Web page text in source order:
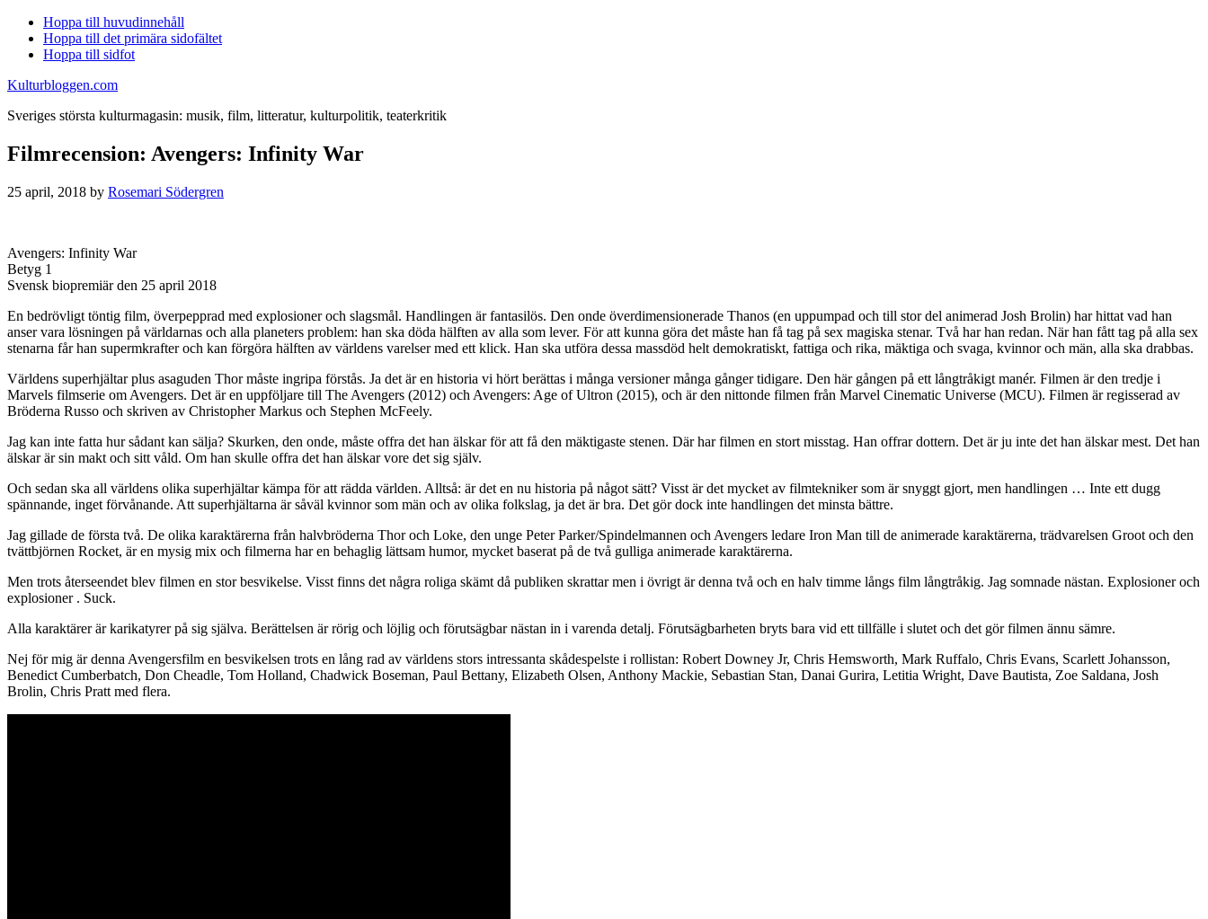
Hoppa till huvudinnehåll
Hoppa till det primära sidofältet
Hoppa till sidfot
Kulturbloggen.com
Sveriges största kulturmagasin: musik, film, litteratur, kulturpolitik, teaterkritik
Filmrecension: Avengers: Infinity War
25 april, 2018 by Rosemari Södergren
Avengers: Infinity War
Betyg 1
Svensk biopremiär den 25 april 2018
En bedrövligt töntig film, överpepprad med explosioner och slagsmål. Handlingen är fantasilös. Den onde överdimensionerade Thanos (en uppumpad och till stor del animerad Josh Brolin) har hittat vad han
anser vara lösningen på världarnas och alla planeters problem: han ska döda hälften av alla som lever. För att kunna göra det måste han få tag på sex magiska stenar. Två har han redan. När han fått tag på alla sex
stenarna får han supermkrafter och kan förgöra hälften av världens varelser med ett klick. Han ska utföra dessa massdöd helt demokratiskt, fattiga och rika, mäktiga och svaga, kvinnor och män, alla ska drabbas.
Världens superhjältar plus asaguden Thor måste ingripa förstås. Ja det är en historia vi hört berättas i många versioner många gånger tidigare. Den här gången på ett långtråkigt manér. Filmen är den tredje i
Marvels filmserie om Avengers. Det är en uppföljare till The Avengers (2012) och Avengers: Age of Ultron (2015), och är den nittonde filmen från Marvel Cinematic Universe (MCU). Filmen är regisserad av
Bröderna Russo och skriven av Christopher Markus och Stephen McFeely.
Jag kan inte fatta hur sådant kan sälja? Skurken, den onde, måste offra det han älskar för att få den mäktigaste stenen. Där har filmen en stort misstag. Han offrar dottern. Det är ju inte det han älskar mest. Det han
älskar är sin makt och sitt våld. Om han skulle offra det han älskar vore det sig själv.
Och sedan ska all världens olika superhjältar kämpa för att rädda världen. Alltså: är det en nu historia på något sätt? Visst är det mycket av filmtekniker som är snyggt gjort, men handlingen … Inte ett dugg
spännande, inget förvånande. Att superhjältarna är såväl kvinnor som män och av olika folkslag, ja det är bra. Det gör dock inte handlingen det minsta bättre.
Jag gillade de första två. De olika karaktärerna från halvbröderna Thor och Loke, den unge Peter Parker/Spindelmannen och Avengers ledare Iron Man till de animerade karaktärerna, trädvarelsen Groot och den
tvättbjörnen Rocket, är en mysig mix och filmerna har en behaglig lättsam humor, mycket baserat på de två gulliga animerade karaktärerna.
Men trots återseendet blev filmen en stor besvikelse. Visst finns det några roliga skämt då publiken skrattar men i övrigt är denna två och en halv timme långs film långtråkig. Jag somnade nästan. Explosioner och
explosioner . Suck.
Alla karaktärer är karikatyrer på sig själva. Berättelsen är rörig och löjlig och förutsägbar nästan in i varenda detalj. Förutsägbarheten bryts bara vid ett tillfälle i slutet och det gör filmen ännu sämre.
Nej för mig är denna Avengersfilm en besvikelsen trots en lång rad av världens stors intressanta skådespelste i rollistan: Robert Downey Jr, Chris Hemsworth, Mark Ruffalo, Chris Evans, Scarlett Johansson,
Benedict Cumberbatch, Don Cheadle, Tom Holland, Chadwick Boseman, Paul Bettany, Elizabeth Olsen, Anthony Mackie, Sebastian Stan, Danai Gurira, Letitia Wright, Dave Bautista, Zoe Saldana, Josh
Brolin, Chris Pratt med flera.